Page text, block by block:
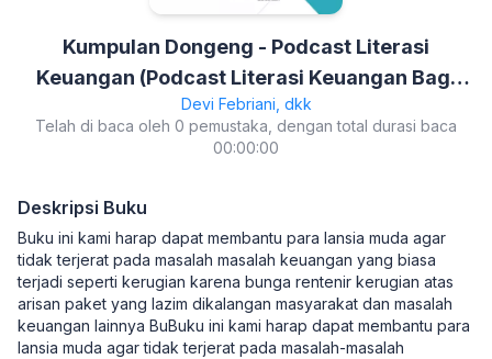
Kumpulan Dongeng - Podcast Literasi
Keuangan (Podcast Literasi Keuangan Bagi
Lansia Dengan Menggunakan Teknik Terapi
Dongeng Bahasa Daerah Sunda)
Devi Febriani, dkk
Telah di baca oleh 0 pemustaka, dengan total durasi baca
00:00:00
Deskripsi Buku
Buku ini kami harap dapat membantu para lansia muda agar
tidak terjerat pada masalah masalah keuangan yang biasa
terjadi seperti kerugian karena bunga rentenir kerugian atas
arisan paket yang lazim dikalangan masyarakat dan masalah
keuangan lainnya BuBuku ini kami harap dapat membantu para
lansia muda agar tidak terjerat pada masalah-masalah